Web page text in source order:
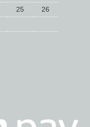
25
26